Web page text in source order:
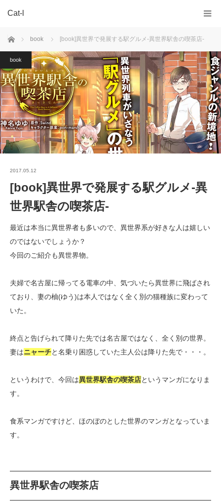
Cat-l
ホーム book [book]異世界で発展する駅グルメ-異世界駅舎の喫茶店-
book
2017.05.12
[book]異世界で発展する駅グルメ-異
世界駅舎の喫茶店-
最近は本当に異世界者も多いので、異世界系が好きな人は嬉しい
のではないでしょうか？
今回のご紹介も異世界物。
夫婦で名古屋に帰ってる電車の中、気づいたら異世界に飛ばされ
ており、妻の柚(ゆう)は本人ではなく全く別の猫種族に変わって
いた。
終点と告げられて降りた先では名古屋ではなく、全く別の世界。
妻はニャーチと名乗り困惑していた主人公は降りた先で・・・。
というわけで、今回は異世界駅舎の喫茶店というマンガになりま
す。
食系マンガですけど、ほのぼのとした世界のマンガとなっていま
す。
異世界駅舎の喫茶店